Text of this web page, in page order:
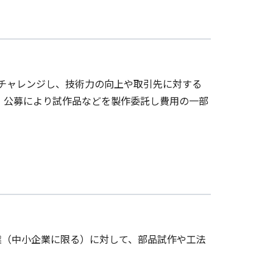
レンジし、技術力の向上や取引先に対する
募により試作品などを製作委託し費用の一部
中小企業に限る）に対して、部品試作や工法